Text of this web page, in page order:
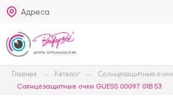
Адреса
Главная Каталог Солнцезащитные очки
Солнцезащитные очки GUESS 00097 01B 53